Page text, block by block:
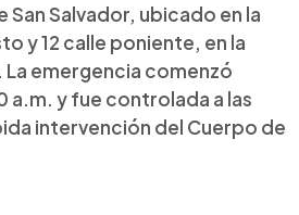
San Salvador, ubicado en la
y 12 calle poniente, en la
emergencia comenzó
a.m. y fue controlada a las
intervención del Cuerpo de